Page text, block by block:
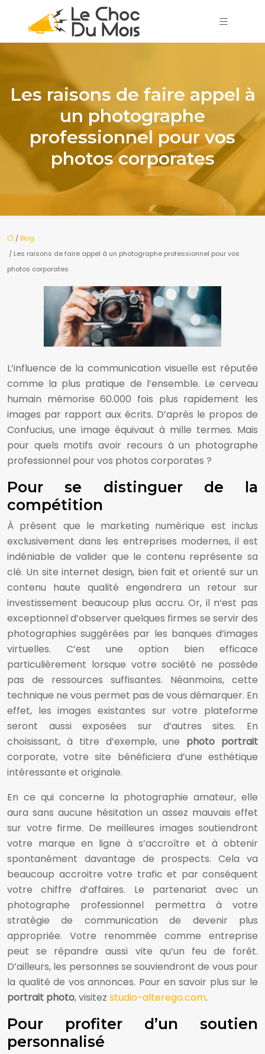
Les raisons de faire appel à
un photographe
professionnel pour vos
photos corporates
/Blog
/ Les raisons de faire appel à un photographe professionnel pour vos
photos corporates
L’influence de la communication visuelle est réputée
comme la plus pratique de l’ensemble. Le cerveau
humain mémorise 60.000 fois plus rapidement les
images par rapport aux écrits. D’après le propos de
Confucius, une image équivaut à mille termes. Mais
pour quels motifs avoir recours à un photographe
professionnel pour vos photos corporates ?
Pour se distinguer de la
compétition
À présent que le marketing numérique est inclus
exclusivement dans les entreprises modernes, il est
indéniable de valider que le contenu représente sa
clé. Un site internet design, bien fait et orienté sur un
contenu haute qualité engendrera un retour sur
investissement beaucoup plus accru. Or, il n’est pas
exceptionnel d’observer quelques firmes se servir des
photographies suggérées par les banques d’images
virtuelles. C’est une option bien efficace
particulièrement lorsque votre société ne possède
pas de ressources suffisantes. Néanmoins, cette
technique ne vous permet pas de vous démarquer. En
effet, les images existantes sur votre plateforme
seront aussi exposées sur d’autres sites. En
choisissant, à titre d’exemple, une photo portrait
corporate, votre site bénéficiera d’une esthétique
intéressante et originale.
En ce qui concerne la photographie amateur, elle
aura sans aucune hésitation un assez mauvais effet
sur votre firme. De meilleures images soutiendront
votre marque en ligne à s’accroître et à obtenir
spontanément davantage de prospects. Cela va
beaucoup accroitre votre trafic et par conséquent
votre chiffre d’affaires. Le partenariat avec un
photographe professionnel permettra à votre
stratégie de communication de devenir plus
appropriée. Votre renommée comme entreprise
peut se répandre aussi vite qu’un feu de forêt.
D’ailleurs, les personnes se souviendront de vous pour
la qualité de vos annonces. Pour en savoir plus sur le
portrait photo, visitez studio-alterego.com.
Pour profiter d’un soutien
personnalisé